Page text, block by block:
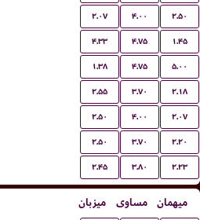
۲.۰۷ ۴.۰۰ ۲.۵۰
۴.۳۳ ۴.۷۵ ۱.۴۵
۱.۳۸ ۴.۷۵ ۵.۰۰
۲.۵۵ ۳.۷۰ ۲.۱۸
۲.۵۰ ۴.۰۰ ۲.۰۷
۲.۵۰ ۳.۷۰ ۲.۲۰
۲.۴۵ ۳.۸۰ ۲.۲۳
میزبان مساوی میهمان